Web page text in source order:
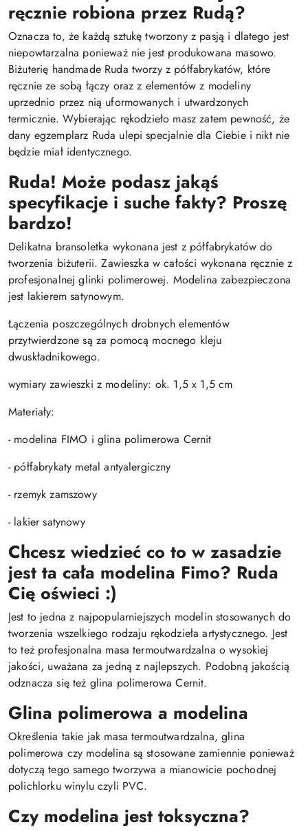
ręcznie robiona przez Rudą?
Oznacza to, że każdą sztukę tworzony z pasją i dlatego jest
niepowtarzalna ponieważ nie jest produkowana masowo.
Biżuterię handmade Ruda tworzy z półfabrykatów, które
ręcznie ze sobą łączy oraz z elementów z modeliny
uprzednio przez nią uformowanych i utwardzonych
termicznie. Wybierając rękodzieło masz zatem pewność, że
dany egzemplarz Ruda ulepi specjalnie dla Ciebie i nikt nie
będzie miał identycznego.
Ruda! Może podasz jakąś
specyfikacje i suche fakty? Proszę
bardzo!
Delikatna bransoletka wykonana jest z półfabrykatów do
tworzenia biżuterii. Zawieszka w całości wykonana ręcznie z
profesjonalnej glinki polimerowej. Modelina zabezpieczona
jest lakierem satynowym.
Łączenia poszczególnych drobnych elementów
przytwierdzone są za pomocą mocnego kleju
dwuskładnikowego.
wymiary zawieszki z modeliny: ok. 1,5 x 1,5 cm
Materiały:
- modelina FIMO i glina polimerowa Cernit
- półfabrykaty metal antyalergiczny
- rzemyk zamszowy
- lakier satynowy
Chcesz wiedzieć co to w zasadzie
jest ta cała modelina Fimo? Ruda
Cię oświeci :)
Jest to jedna z najpopularniejszych modelin stosowanych do
tworzenia wszelkiego rodzaju rękodzieła artystycznego. Jest
to też profesjonalna masa termoutwardzalna o wysokiej
jakości, uważana za jedną z najlepszych. Podobną jakością
odznacza się też glina polimerowa Cernit.
Glina polimerowa a modelina
Określenia takie jak masa termoutwardzalna, glina
polimerowa czy modelina są stosowane zamiennie ponieważ
dotyczą tego samego tworzywa a mianowicie pochodnej
polichlorku winylu czyli PVC.
Czy modelina jest toksyczna?